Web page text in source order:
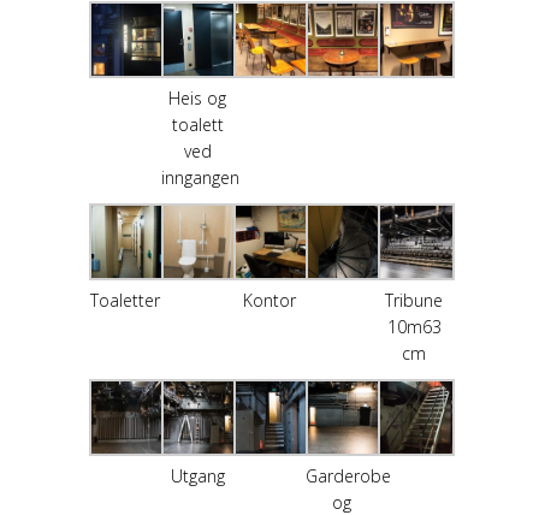
Heis og
toalett
ved
inngangen
Toaletter Kontor
Tribune
10m63
cm
Utgang
Garderobe
og